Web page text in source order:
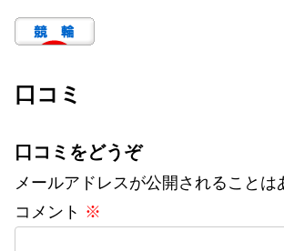
口コミ
口コミをどうぞ
メールアドレスが公開されることは
コメント ※